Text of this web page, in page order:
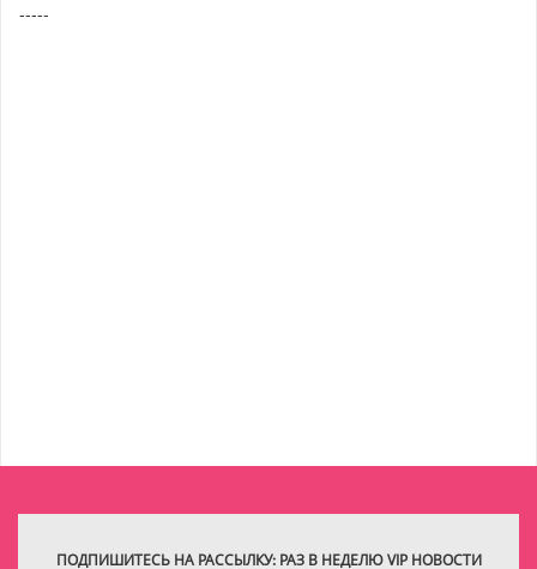
-----
ПОДПИШИТЕСЬ НА РАССЫЛКУ: РАЗ В НЕДЕЛЮ VIP НОВОСТИ